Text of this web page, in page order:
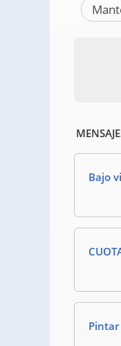
Bajo